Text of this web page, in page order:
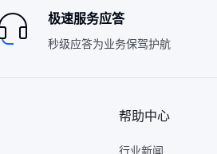
极速服务应答
秒级应答为业务保驾护航
帮助中心
行业新闻